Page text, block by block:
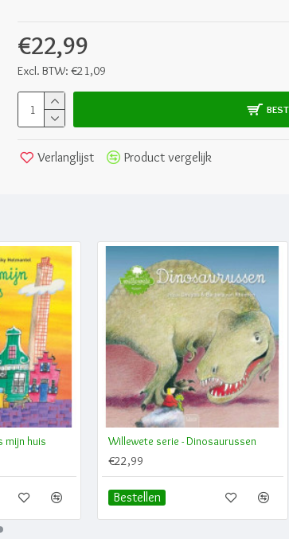
€22,99
Excl. BTW: €21,09
Verlanglijst Product vergelijk
mijn huis
Willewete serie - Dinosaurussen
€22,99
Bestellen